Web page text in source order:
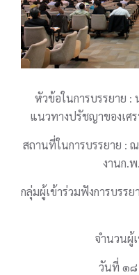
หัวข้อในการบรรยาย :
แนวทางปรัชญาของเศ
สถานที่ในการบรรยาย :
งานก.
กลุ่มผู้เข้าร่วมฟังการบรร
จำนวนผู้
วันที่ ๑